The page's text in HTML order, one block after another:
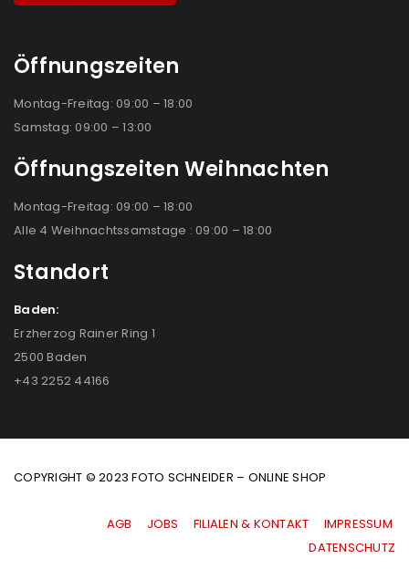
Öffnungszeiten
Montag-Freitag: 09:00 – 18:00
Samstag: 09:00 – 13:00
Öffnungszeiten Weihnachten
Montag-Freitag: 09:00 – 18:00
Alle 4 Weihnachtssamstage : 09:00 – 18:00
Standort
Baden:
Erzherzog Rainer Ring 1
2500 Baden
+43 2252 44166
COPYRIGHT © 2023 FOTO SCHNEIDER – ONLINE SHOP
AGB JOBS FILIALEN & KONTAKT
IMPRESSUM
|DATENSCHUTZ